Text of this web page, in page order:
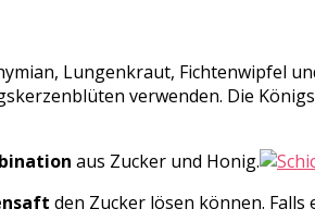
Lungenkraut, Fichtenwipfel
verwenden. Die
aus Zucker und Honig.
den Zucker lösen können.